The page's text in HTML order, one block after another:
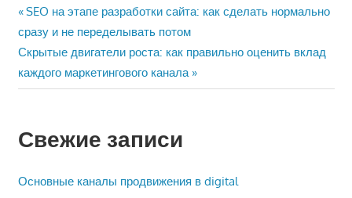
Навигация
по
записям
Предыдущая
запись:
SEO на этапе разработки сайта: как сделать нормально
сразу и не переделывать потом
Следующая
запись:
Скрытые двигатели роста: как правильно оценить вклад
каждого маркетингового канала
Свежие записи
Основные каналы продвижения в digital